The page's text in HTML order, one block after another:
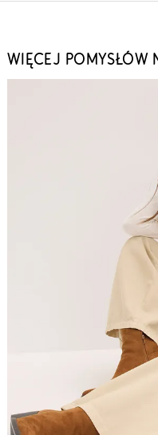
WIĘCEJ POMYSŁÓW